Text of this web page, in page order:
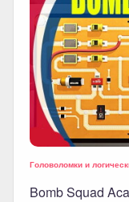
Головоломки и
Bomb Squad